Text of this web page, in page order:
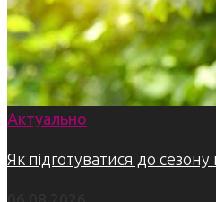
Актуально
Як підготуватися до